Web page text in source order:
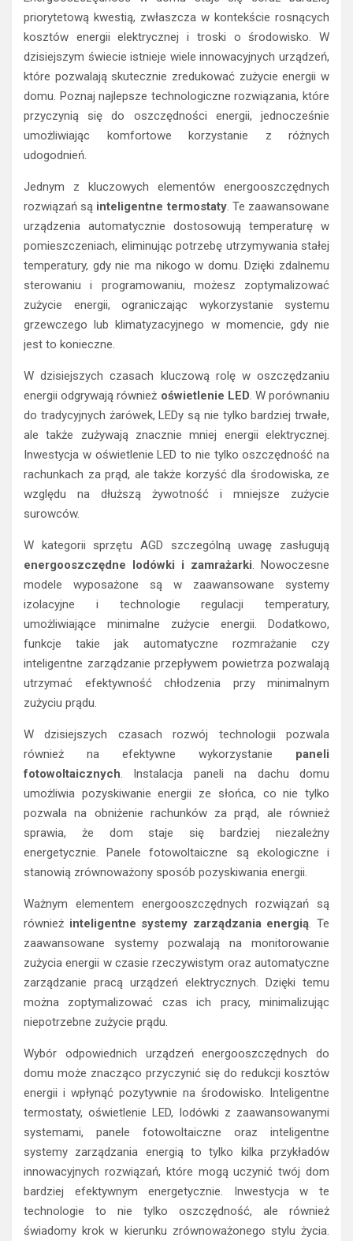
priorytetową kwestią, zwłaszcza w kontekście rosnących
kosztów energii elektrycznej i troski o środowisko. W
dzisiejszym świecie istnieje wiele innowacyjnych urządzeń,
które pozwalają skutecznie zredukować zużycie energii w
domu. Poznaj najlepsze technologiczne rozwiązania, które
przyczynią się do oszczędności energii, jednocześnie
umożliwiając komfortowe korzystanie z różnych
udogodnień.
Jednym z kluczowych elementów energooszczędnych
rozwiązań są inteligentne termostaty. Te zaawansowane
urządzenia automatycznie dostosowują temperaturę w
pomieszczeniach, eliminując potrzebę utrzymywania stałej
temperatury, gdy nie ma nikogo w domu. Dzięki zdalnemu
sterowaniu i programowaniu, możesz zoptymalizować
zużycie energii, ograniczając wykorzystanie systemu
grzewczego lub klimatyzacyjnego w momencie, gdy nie
jest to konieczne.
W dzisiejszych czasach kluczową rolę w oszczędzaniu
energii odgrywają również oświetlenie LED. W porównaniu
do tradycyjnych żarówek, LEDy są nie tylko bardziej trwałe,
ale także zużywają znacznie mniej energii elektrycznej.
Inwestycja w oświetlenie LED to nie tylko oszczędność na
rachunkach za prąd, ale także korzyść dla środowiska, ze
względu na dłuższą żywotność i mniejsze zużycie
surowców.
W kategorii sprzętu AGD szczególną uwagę zasługują
energooszczędne lodówki i zamrażarki. Nowoczesne
modele wyposażone są w zaawansowane systemy
izolacyjne i technologie regulacji temperatury,
umożliwiające minimalne zużycie energii. Dodatkowo,
funkcje takie jak automatyczne rozmrażanie czy
inteligentne zarządzanie przepływem powietrza pozwalają
utrzymać efektywność chłodzenia przy minimalnym
zużyciu prądu.
W dzisiejszych czasach rozwój technologii pozwala
również na efektywne wykorzystanie paneli
fotowoltaicznych. Instalacja paneli na dachu domu
umożliwia pozyskiwanie energii ze słońca, co nie tylko
pozwala na obniżenie rachunków za prąd, ale również
sprawia, że dom staje się bardziej niezależny
energetycznie. Panele fotowoltaiczne są ekologiczne i
stanowią zrównoważony sposób pozyskiwania energii.
Ważnym elementem energooszczędnych rozwiązań są
również inteligentne systemy zarządzania energią. Te
zaawansowane systemy pozwalają na monitorowanie
zużycia energii w czasie rzeczywistym oraz automatyczne
zarządzanie pracą urządzeń elektrycznych. Dzięki temu
można zoptymalizować czas ich pracy, minimalizując
niepotrzebne zużycie prądu.
Wybór odpowiednich urządzeń energooszczędnych do
domu może znacząco przyczynić się do redukcji kosztów
energii i wpłynąć pozytywnie na środowisko. Inteligentne
termostaty, oświetlenie LED, lodówki z zaawansowanymi
systemami, panele fotowoltaiczne oraz inteligentne
systemy zarządzania energią to tylko kilka przykładów
innowacyjnych rozwiązań, które mogą uczynić twój dom
bardziej efektywnym energetycznie. Inwestycja w te
technologie to nie tylko oszczędność, ale również
świadomy krok w kierunku zrównoważonego stylu życia.